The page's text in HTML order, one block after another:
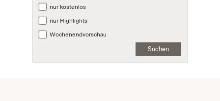
nur kostenlos
nur Highlights
Wochenendvorschau
Suchen